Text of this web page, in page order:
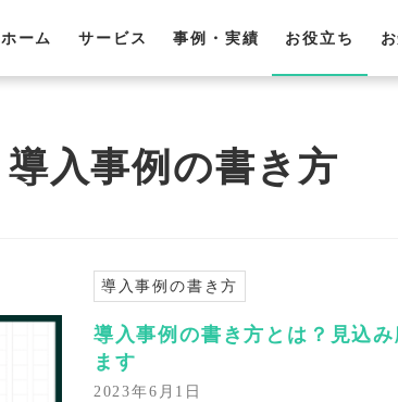
ホーム サービス 事例・実績 お役立ち
導入事例の書き方
導入事例の書き方
導入事例の書き方とは？見込
ます
2023年6月1日